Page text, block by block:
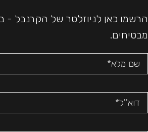
הרשמו כאן לניוזלטר של הקרנבל -
מבטיחים.